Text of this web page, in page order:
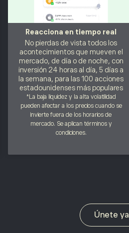
Reacciona en tiempo real
No pierdas de vista todos los
acontecimientos que mueven el
mercado, de día o de noche, con
inversión 24 horas al día, 5 días a
la semana, para las 100 acciones
estadounidenses más populares
*La baja liquidez y la alta volatilidad
pueden afectar a los precios cuando se
invierte fuera de los horarios de
mercado. Se aplican términos y
condiciones.
Únete ya